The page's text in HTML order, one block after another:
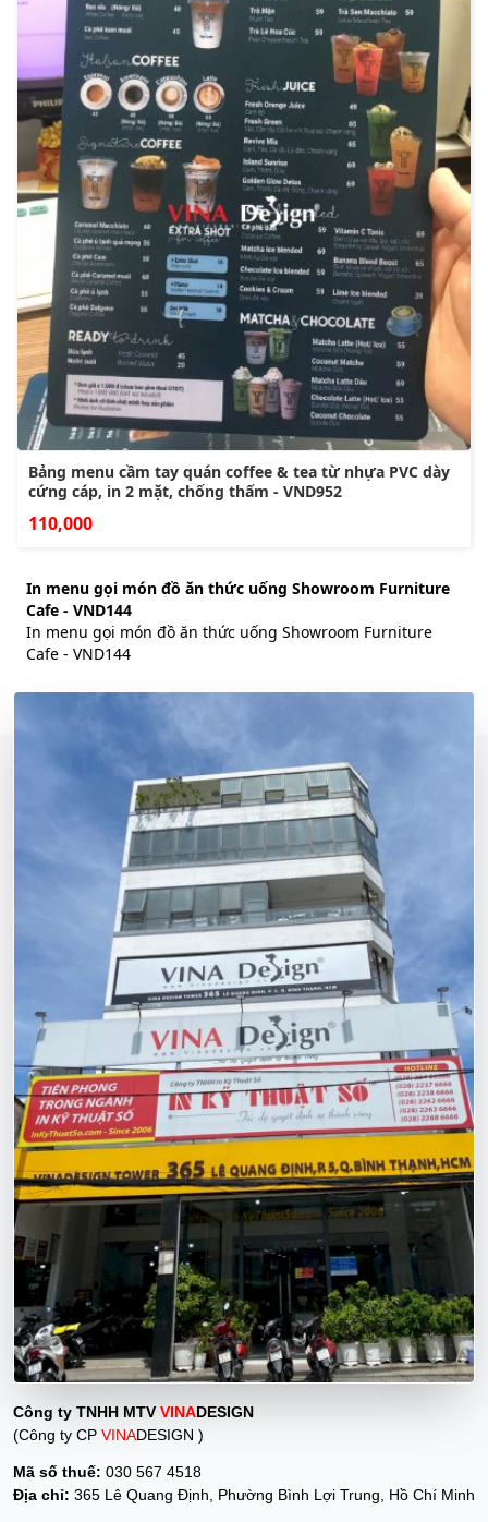
Bảng menu cầm tay quán coffee & tea từ nhựa PVC dày
cứng cáp, in 2 mặt, chống thấm - VND952
110,000
In menu gọi món đồ ăn thức uống Showroom Furniture
Cafe - VND144
In menu gọi món đồ ăn thức uống Showroom Furniture
Cafe - VND144
Công ty TNHH MTVVINADESIGN
(Công ty CP VINADESIGN )
Mã số thuế: 030 567 4518
Địa chỉ: 365 Lê Quang Định, Phường Bình Lợi Trung, Hồ Chí Minh